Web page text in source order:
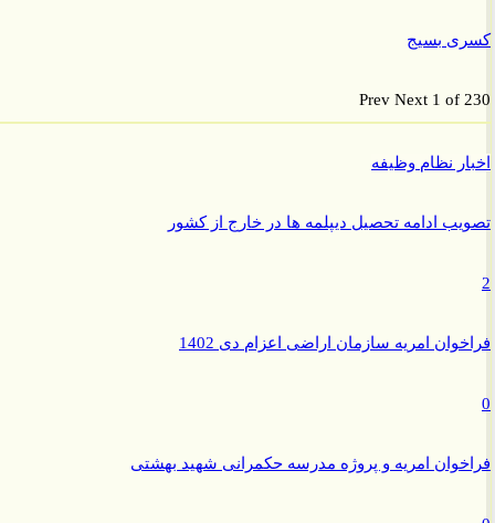
بسیج
PrevNext 1 of
نظام وظیفه
ادامه تحصیل دیپلمه ها در خارج از کشور
امریه سازمان اراضی اعزام دی 1402
امریه و پروژه مدرسه حکمرانی شهید بهشتی